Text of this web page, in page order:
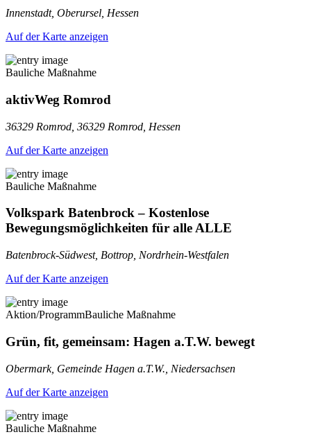
Innenstadt, Oberursel, Hessen
Auf der Karte anzeigen
Bauliche Maßnahme
aktivWeg Romrod
36329 Romrod, 36329 Romrod, Hessen
Auf der Karte anzeigen
Bauliche Maßnahme
Volkspark Batenbrock – Kostenlose
Bewegungsmöglichkeiten für alle ALLE
Batenbrock-Südwest, Bottrop, Nordrhein-Westfalen
Auf der Karte anzeigen
Aktion/ProgrammBauliche Maßnahme
Grün, fit, gemeinsam: Hagen a.T.W. bewegt
Obermark, Gemeinde Hagen a.T.W., Niedersachsen
Auf der Karte anzeigen
Bauliche Maßnahme